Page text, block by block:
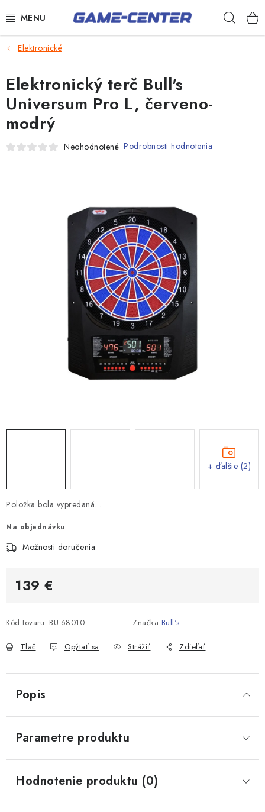
na
Šípky
Poker
Stolný futbal
Akčný tovar
Elektronické
Položka bola vypredaná…
Na objednávku
Možnosti doručenia
139 €
Kód tovaru: BU-68010 Značka:Bull's
Tlač Opýtať sa Strážiť Zdieľať
Elektronický terč Bull's
Universum Pro L, červeno-
modrý
Neohodnotené Podrobnosti hodnotenia
+ ďalšie (2)
Popis
Parametre produktu
Hodnotenie produktu (0)